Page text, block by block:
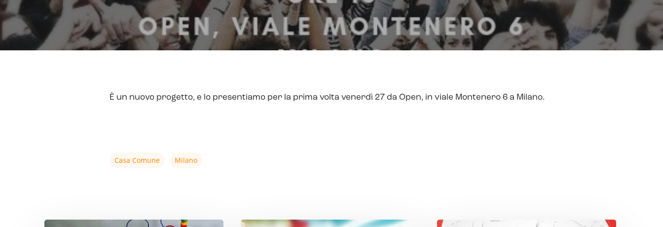
È un nuovo progetto, e lo presentiamo per la prima volta venerdì 27 da Open, in viale Montenero 6 a Milano.
Casa Comune Milano